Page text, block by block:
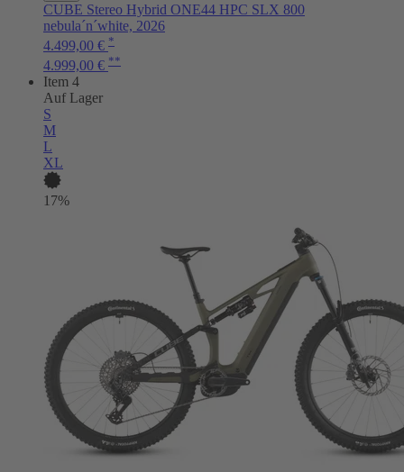
CUBE Stereo Hybrid ONE44 HPC SLX 800
nebula´n´white, 2026
4.499,00 € *
4.999,00 € **
Item 4
Auf Lager
S
M
L
XL
17%